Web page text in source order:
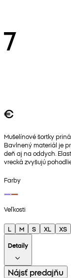
7
€
Mušelínové šortky
Bavlnený materiál je
deň aj na oddych.
vrecká zvyšujú
Farby
Veľkosti
L M S XL XS
Detaily
Nájsť predajňu